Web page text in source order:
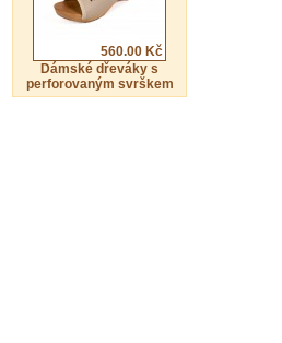
560.00 Kč
Dámské dřeváky s
perforovaným svrškem